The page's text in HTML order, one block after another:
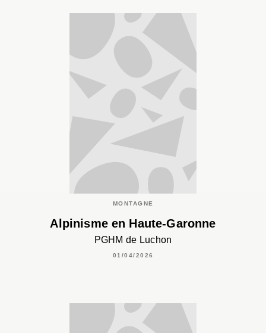
MONTAGNE
Alpinisme en Haute-Garonne
PGHM de Luchon
01/04/2026